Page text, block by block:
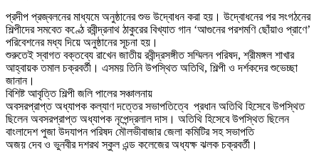
প্রদীপ প্রজ্বলনের মাধ্যমে অনুষ্ঠানের শুভ উদ্বোধন করা হয়। উদ্বোধনের পর সংগঠনের
শিল্পীদের সমবেত কণ্ঠে রবীন্দ্রনাথ ঠাকুরের বিখ্যাত গান ‘আগুনের পরশমণি ছোঁয়াও প্রাণে’
পরিবেশনের মধ্য দিয়ে অনুষ্ঠানের সূচনা হয়।
শুরুতেই স্বাগত বক্তব্যে রাখেন জাতীয় রবীন্দ্রসঙ্গীত সম্মিলন পরিষদ, শ্রীমঙ্গল শাখার
আহ্বায়ক তমাল চক্রবর্তী। এসময় তিনি উপস্থিত অতিথি, শিল্পী ও দর্শকদের শুভেচ্ছা
জানান।
বিশিষ্ট আবৃত্তি শিল্পী জলি পালের সঞ্চালনায়
অবসরপ্রাপ্ত অধ্যাপক কল্যাণ দত্তের সভাপতিত্বে প্রধান অতিথি হিসেবে উপস্থিত
ছিলেন অবসরপ্রাপ্ত অধ্যাপক নৃপেন্দ্রলাল দাস। অতিথি হিসেবে উপস্থিত ছিলেন
বাংলাদেশ পুজা উদযাপন পরিষদ মৌলভীবাজার জেলা কমিটির সহ সভাপতি
অজয় দেব ও ভুনবীর দশরথ স্কুল এন্ড কলেজের অধ্যক্ষ ঝলক চক্রবর্তী।